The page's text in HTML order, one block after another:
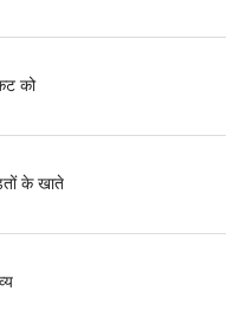
को
के खाते